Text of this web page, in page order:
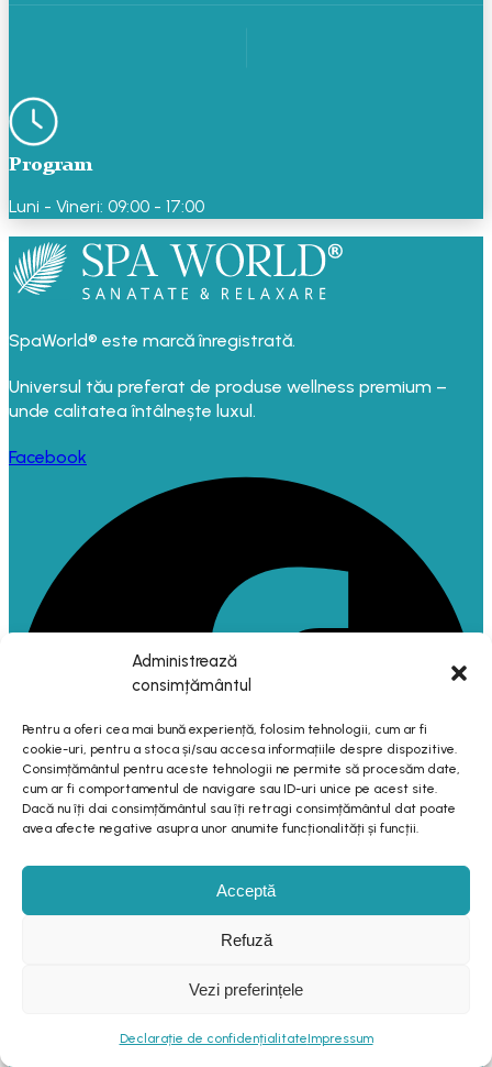
Administrează
consimțământul
Pentru a oferi cea mai bună experiență, folosim tehnologii, cum ar fi
cookie-uri, pentru a stoca și/sau accesa informațiile despre dispozitive.
Consimțământul pentru aceste tehnologii ne permite să procesăm date,
cum ar fi comportamentul de navigare sau ID-uri unice pe acest site.
Dacă nu îți dai consimțământul sau îți retragi consimțământul dat poate
avea afecte negative asupra unor anumite funcționalități și funcții.
Acceptă
Refuză
Vezi preferințele
Declarație de confidențialitateImpressum
Program
Luni - Vineri: 09:00 - 17:00
SpaWorld® este marcă înregistrată.
Universul tău preferat de produse wellness premium –
unde calitatea întâlnește luxul.
Facebook